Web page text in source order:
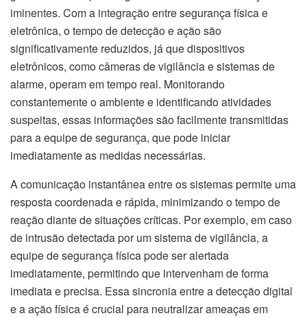
iminentes. Com a integração entre segurança física e
eletrônica, o tempo de detecção e ação são
significativamente reduzidos, já que dispositivos
eletrônicos, como câmeras de vigilância e sistemas de
alarme, operam em tempo real. Monitorando
constantemente o ambiente e identificando atividades
suspeitas, essas informações são facilmente transmitidas
para a equipe de segurança, que pode iniciar
imediatamente as medidas necessárias.
A comunicação instantânea entre os sistemas permite uma
resposta coordenada e rápida, minimizando o tempo de
reação diante de situações críticas. Por exemplo, em caso
de intrusão detectada por um sistema de vigilância, a
equipe de segurança física pode ser alertada
imediatamente, permitindo que intervenham de forma
imediata e precisa. Essa sincronia entre a detecção digital
e a ação física é crucial para neutralizar ameaças em